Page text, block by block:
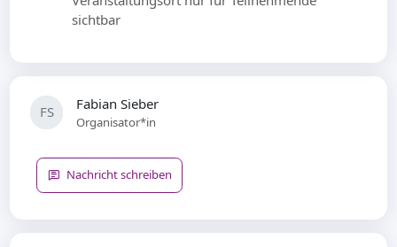
FS Fabian Sieber
Organisator*in
Nachricht schreiben
sichtbar